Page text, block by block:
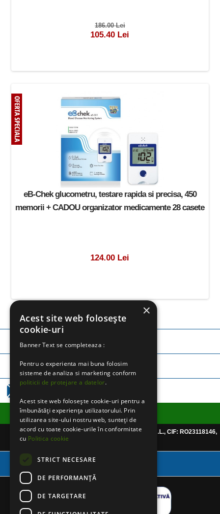
186.00 Lei
105.40 Lei
eB-Chek glucometru, testare rapida si precisa, 450
memorii + CADOU organizator medicamente 28 casete
124.00 Lei
TELEFON:0757 365 250
Informatii utile
Website detinut de CHRISPHARMABLUE S.R.L., CIF: RO23118146,
Reg.Com: J40/999/2008
Varianta Desktop
×
Acest site web folosește
cookie-uri
Banner Text se completeaza :
Pentru o experienta mai buna folosim
sisteme de analiza si marketing conform
politicii de protejare a datelor.
Acest site web folosește cookie-uri pentru a
îmbunătăți experiența utilizatorului. Prin
utilizarea site-ului nostru web, sunteți de
acord cu toate cookie-urile în conformitate
cu Politica cookie
STRICT NECESARE
DE PERFORMANȚĂ
DE TARGETARE